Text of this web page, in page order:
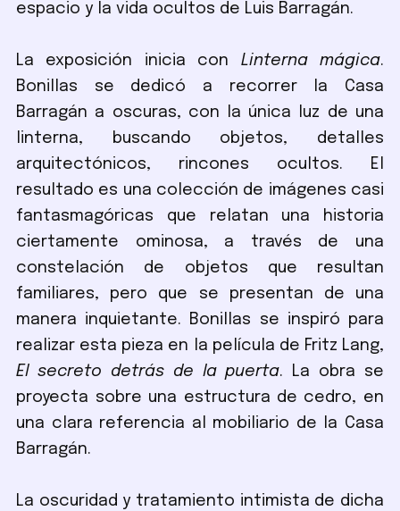
espacio y la vida ocultos de Luis Barragán.
La exposición inicia con Linterna mágica.
Bonillas se dedicó a recorrer la Casa
Barragán a oscuras, con la única luz de una
linterna, buscando objetos, detalles
arquitectónicos, rincones ocultos. El
resultado es una colección de imágenes casi
fantasmagóricas que relatan una historia
ciertamente ominosa, a través de una
constelación de objetos que resultan
familiares, pero que se presentan de una
manera inquietante. Bonillas se inspiró para
realizar esta pieza en la película de Fritz Lang,
El secreto detrás de la puerta. La obra se
proyecta sobre una estructura de cedro, en
una clara referencia al mobiliario de la Casa
Barragán.
La oscuridad y tratamiento intimista de dicha